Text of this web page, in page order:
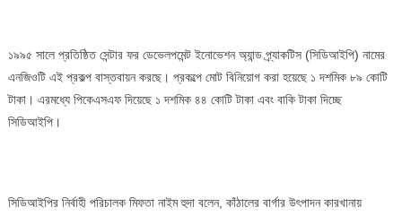
১৯৯৫ সালে প্রতিষ্ঠিত সেন্টার ফর ডেভেলপমেন্ট ইনোভেশন অ্যান্ড প্র্যাকটিস (সিডিআইপি) নামের
এনজিওটি এই প্রকল্প বাস্তবায়ন করছে। প্রকল্পে মোট বিনিয়োগ করা হয়েছে ১ দশমিক ৮৯ কোটি
টাকা। এরমধ্যে পিকেএসএফ দিয়েছে ১ দশমিক ৪৪ কোটি টাকা এবং বাকি টাকা দিচ্ছে
সিডিআইপি।
সিডিআইপির নির্বাহী পরিচালক মিফতা নাইম হুদা বলেন, কাঁঠালের বার্গার উৎপাদন কারখানায়